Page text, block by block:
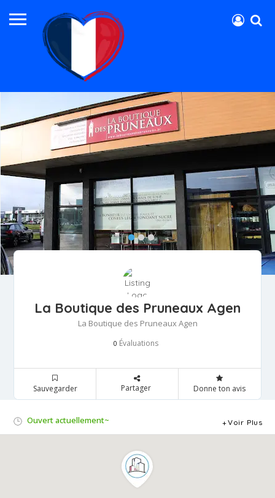
La Boutique des Pruneaux Agen
La Boutique des Pruneaux Agen
0 Évaluations
Sauvegarder Partager Donne ton avis
Ouvert actuellement~ Voir Plus